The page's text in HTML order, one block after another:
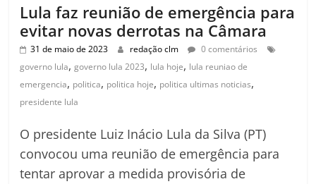
Lula faz reunião de emergência para
evitar novas derrotas na Câmara
31 de maio de 2023 redação clm
0 comentários
governo lula,governo lula 2023, lula hoje, lula reuniao de
emergencia, politica, politica hoje, politica ultimas noticias,
presidente lula
O presidente Luiz Inácio Lula da Silva (PT)
convocou uma reunião de emergência para
tentar aprovar a medida provisória de